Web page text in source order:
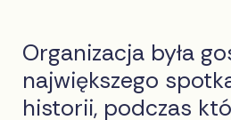
Organizacja była
największego
historii, podczas